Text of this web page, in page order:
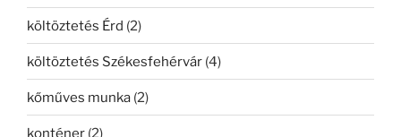
költöztetés Érd (2)
költöztetés Székesfehérvár (4)
kőműves munka (2)
konténer (2)